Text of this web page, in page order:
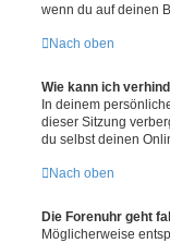
wenn du auf deinen
Nach oben
Wie kann ich
In deinem
dieser Sitzung
du selbst deinen
Nach oben
Die Forenuhr geht
Möglicherweise